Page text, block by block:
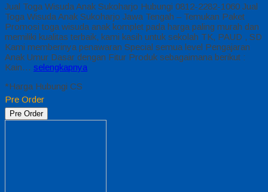
Jual Toga Wisuda Anak Sukoharjo Hubungi 0812-2282-1060 Jual
Toga Wisuda Anak Sukoharjo Jawa Tengah – Temukan Paket
Promosi toga wisuda anak komplet pada harga paling murah dan
memiliki kualitas terbaik, kami kasih untuk sekolah TK, PAUD , SD
Kami memberinya penawaran Special semua level Pengajaran
Anak Umur Dasar dengan Fitur Produk sebagaimana berikut :
Kain… selengkapnya
*Harga Hubungi CS
Pre Order
Pre Order